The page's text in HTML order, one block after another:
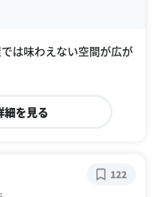
は味わえない空間が広が
細を見る
122